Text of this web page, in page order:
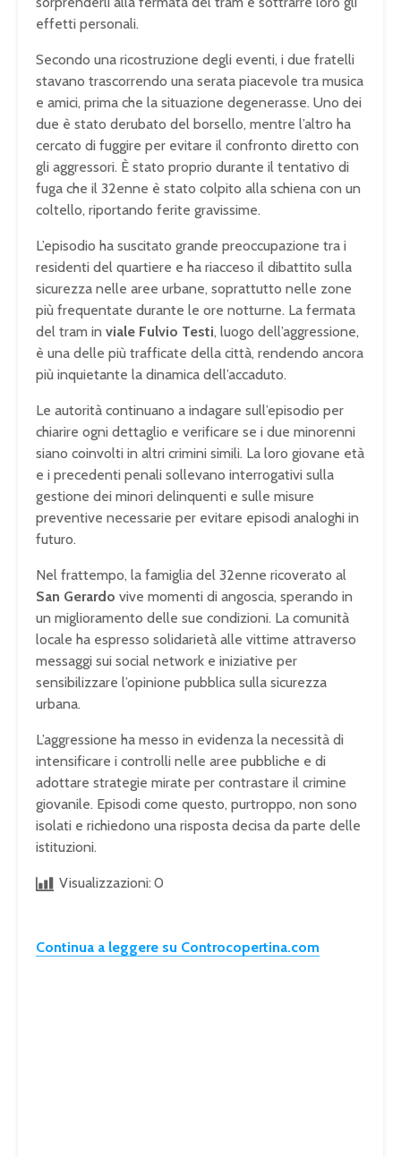
effetti personali.
Secondo una ricostruzione degli eventi, i due fratelli
stavano trascorrendo una serata piacevole tra musica
e amici, prima che la situazione degenerasse. Uno dei
due è stato derubato del borsello, mentre l’altro ha
cercato di fuggire per evitare il confronto diretto con
gli aggressori. È stato proprio durante il tentativo di
fuga che il 32enne è stato colpito alla schiena con un
coltello, riportando ferite gravissime.
L’episodio ha suscitato grande preoccupazione tra i
residenti del quartiere e ha riacceso il dibattito sulla
sicurezza nelle aree urbane, soprattutto nelle zone
più frequentate durante le ore notturne. La fermata
del tram in viale Fulvio Testi, luogo dell’aggressione,
è una delle più trafficate della città, rendendo ancora
più inquietante la dinamica dell’accaduto.
Le autorità continuano a indagare sull’episodio per
chiarire ogni dettaglio e verificare se i due minorenni
siano coinvolti in altri crimini simili. La loro giovane età
e i precedenti penali sollevano interrogativi sulla
gestione dei minori delinquenti e sulle misure
preventive necessarie per evitare episodi analoghi in
futuro.
Nel frattempo, la famiglia del 32enne ricoverato al
San Gerardo vive momenti di angoscia, sperando in
un miglioramento delle sue condizioni. La comunità
locale ha espresso solidarietà alle vittime attraverso
messaggi sui social network e iniziative per
sensibilizzare l’opinione pubblica sulla sicurezza
urbana.
L’aggressione ha messo in evidenza la necessità di
intensificare i controlli nelle aree pubbliche e di
adottare strategie mirate per contrastare il crimine
giovanile. Episodi come questo, purtroppo, non sono
isolati e richiedono una risposta decisa da parte delle
istituzioni.
Visualizzazioni: 0
Continua a leggere su Controcopertina.com